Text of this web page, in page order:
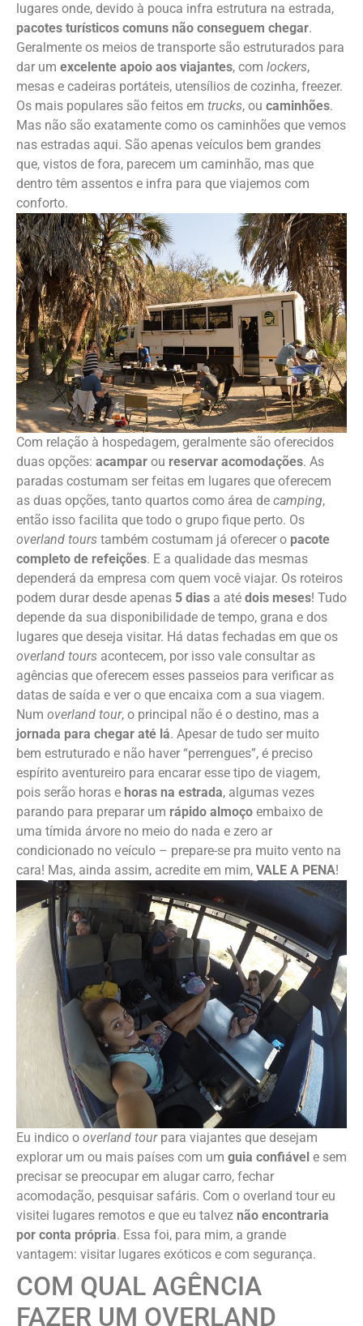
lugares onde, devido à pouca infra estrutura na estrada,
pacotes turísticos comuns não conseguem chegar.
Geralmente os meios de transporte são estruturados para
dar um excelente apoio aos viajantes, com lockers,
mesas e cadeiras portáteis, utensílios de cozinha, freezer.
Os mais populares são feitos em trucks, ou caminhões.
Mas não são exatamente como os caminhões que vemos
nas estradas aqui. São apenas veículos bem grandes
que, vistos de fora, parecem um caminhão, mas que
dentro têm assentos e infra para que viajemos com
conforto.
Com relação à hospedagem, geralmente são oferecidos
duas opções: acampar ou reservar acomodações. As
paradas costumam ser feitas em lugares que oferecem
as duas opções, tanto quartos como área de camping,
então isso facilita que todo o grupo fique perto. Os
overland tours também costumam já oferecer o pacote
completo de refeições. E a qualidade das mesmas
dependerá da empresa com quem você viajar. Os roteiros
podem durar desde apenas 5 dias a até dois meses! Tudo
depende da sua disponibilidade de tempo, grana e dos
lugares que deseja visitar. Há datas fechadas em que os
overland tours acontecem, por isso vale consultar as
agências que oferecem esses passeios para verificar as
datas de saída e ver o que encaixa com a sua viagem.
Num overland tour, o principal não é o destino, mas a
jornada para chegar até lá. Apesar de tudo ser muito
bem estruturado e não haver “perrengues”, é preciso
espírito aventureiro para encarar esse tipo de viagem,
pois serão horas e horas na estrada, algumas vezes
parando para preparar um rápido almoço embaixo de
uma tímida árvore no meio do nada e zero ar
condicionado no veículo – prepare-se pra muito vento na
cara! Mas, ainda assim, acredite em mim, VALE A PENA!
Eu indico o overland tourpara viajantes que desejam
explorar um ou mais países com um guia confiável e sem
precisar se preocupar em alugar carro, fechar
acomodação, pesquisar safáris. Com o overland tour eu
visitei lugares remotos e que eu talvez não encontraria
por conta própria. Essa foi, para mim, a grande
vantagem: visitar lugares exóticos e com segurança.
COM QUAL AGÊNCIA
FAZER UM OVERLAND